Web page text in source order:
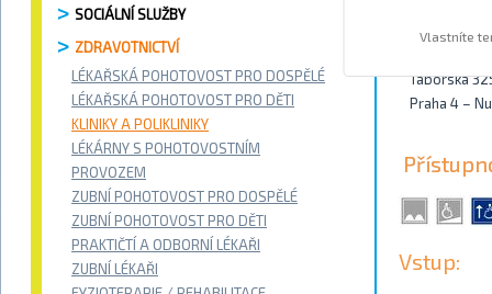
SOCIÁLNÍ SLUŽBY
ZDRAVOTNICTVÍ
LÉKAŘSKÁ POHOTOVOST PRO DOSPĚLÉ
LÉKAŘSKÁ POHOTOVOST PRO DĚTI
KLINIKY A POLIKLINIKY
LÉKÁRNY S POHOTOVOSTNÍM
PROVOZEM
ZUBNÍ POHOTOVOST PRO DOSPĚLÉ
ZUBNÍ POHOTOVOST PRO DĚTI
PRAKTIČTÍ A ODBORNÍ LÉKAŘI
ZUBNÍ LÉKAŘI
Táborská
Praha 4 –
Vstup:
Vlastníte